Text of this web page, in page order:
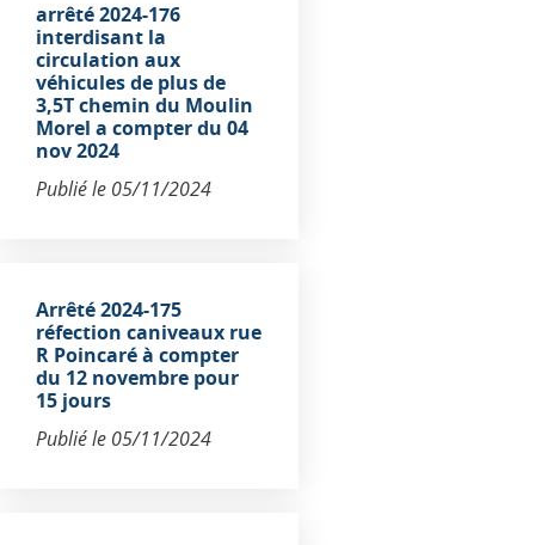
arrêté 2024-176
interdisant la
circulation aux
véhicules de plus de
3,5T chemin du Moulin
Morel a compter du 04
nov 2024
Publié le 05/11/2024
Arrêté 2024-175
réfection caniveaux rue
R Poincaré à compter
du 12 novembre pour
15 jours
Publié le 05/11/2024